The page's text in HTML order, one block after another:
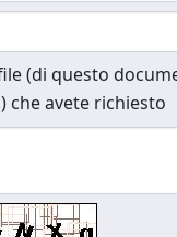
(di questo
che avete richiesto